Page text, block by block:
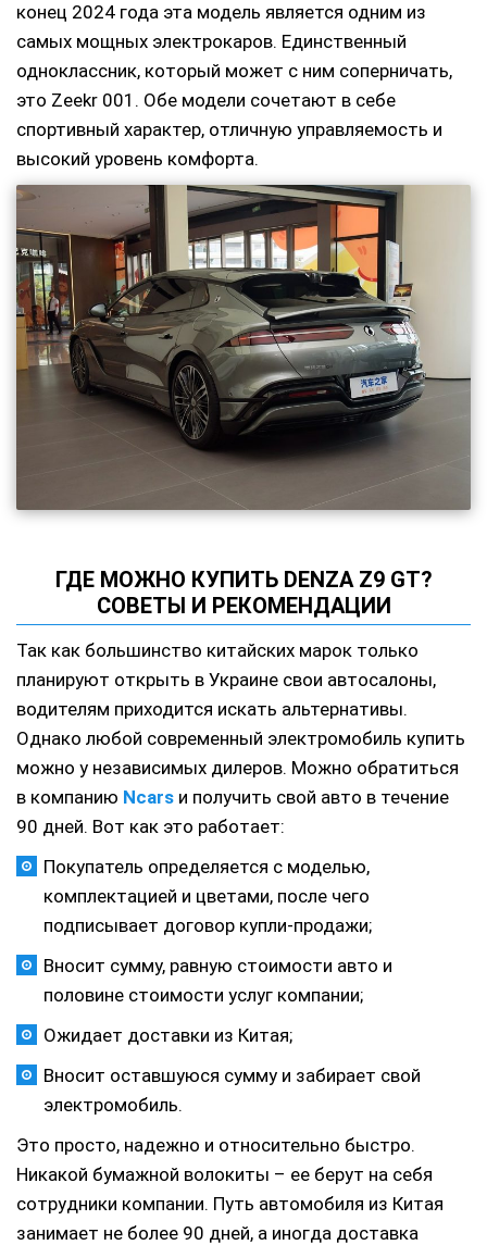
конец 2024 года эта модель является одним из
самых мощных электрокаров. Единственный
одноклассник, который может с ним соперничать,
это Zeekr 001. Обе модели сочетают в себе
спортивный характер, отличную управляемость и
высокий уровень комфорта.
ГДЕ МОЖНО КУПИТЬ DENZA Z9 GT?
СОВЕТЫ И РЕКОМЕНДАЦИИ
Так как большинство китайских марок только
планируют открыть в Украине свои автосалоны,
водителям приходится искать альтернативы.
Однако любой современный электромобиль купить
можно у независимых дилеров. Можно обратиться
в компанию Ncars и получить свой авто в течение
90 дней. Вот как это работает:
Покупатель определяется с моделью,
комплектацией и цветами, после чего
подписывает договор купли-продажи;
Вносит сумму, равную стоимости авто и
половине стоимости услуг компании;
Ожидает доставки из Китая;
Вносит оставшуюся сумму и забирает свой
электромобиль.
Это просто, надежно и относительно быстро.
Никакой бумажной волокиты – ее берут на себя
сотрудники компании. Путь автомобиля из Китая
занимает не более 90 дней, а иногда доставка